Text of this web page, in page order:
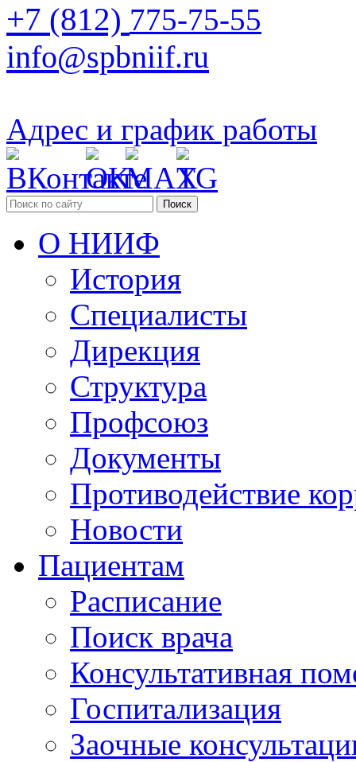
+7 (812) 775-75-55
info@spbniif.ru
Адрес и график работы
Поиск
О НИИФ
История
Специалисты
Дирекция
Структура
Профсоюз
Документы
Противодействие
Новости
Пациентам
Расписание
Поиск врача
Консультативная
Госпитализация
Заочные